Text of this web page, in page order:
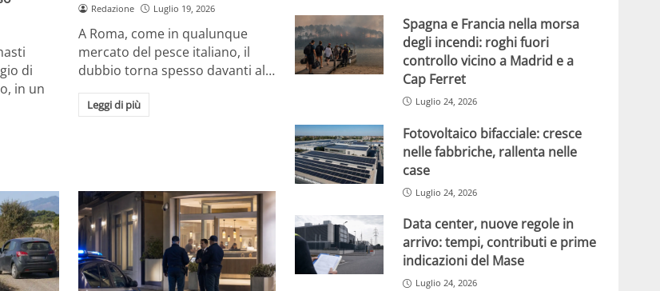
di
in un
Redazione Luglio 19, 2026
A Roma, come in qualunque
mercato del pesce italiano, il
dubbio torna spesso davanti al…
Leggi di più
Spagna e Francia nella morsa
degli incendi: roghi fuori
controllo vicino a Madrid e a
Cap Ferret
Luglio 24, 2026
Fotovoltaico bifacciale: cresce
nelle fabbriche, rallenta nelle
case
Luglio 24, 2026
Data center, nuove regole in
arrivo: tempi, contributi e prime
indicazioni del Mase
Luglio 24, 2026